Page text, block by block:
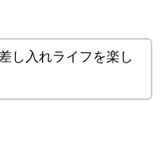
し入れライフを楽し